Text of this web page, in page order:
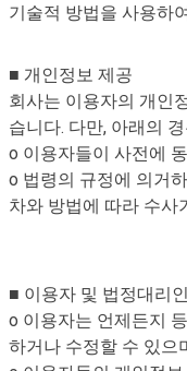
기술적 방법을 사용하
■ 개인정보 제공
회사는 이용자의 개인
습니다. 다만, 아래의
o 이용자들이 사전에
o 법령의 규정에 의거
차와 방법에 따라 수사
■ 이용자 및 법정대리
o 이용자는 언제든지
하거나 수정할 수 있으